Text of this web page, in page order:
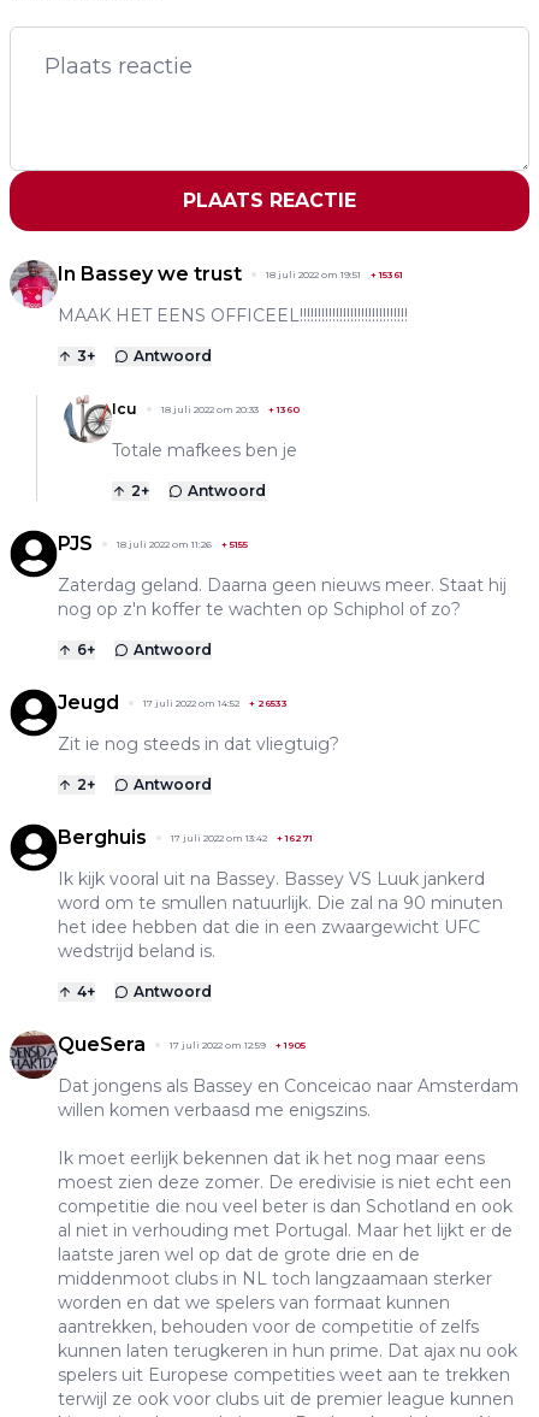
PLAATS REACTIE
In Bassey we trust 18 juli 2022 om 19:51 +15361
MAAK HET EENS OFFICEEL!!!!!!!!!!!!!!!!!!!!!!!!!!!!!!
3+ Antwoord
Icu 18 juli 2022 om 20:33 +1360
Totale mafkees ben je
2+ Antwoord
PJS 18 juli 2022 om 11:26 + 5155
Zaterdag geland. Daarna geen nieuws meer. Staat hij
nog op z'n koffer te wachten op Schiphol of zo?
6+ Antwoord
Jeugd 17 juli 2022 om 14:52 + 26533
Zit ie nog steeds in dat vliegtuig?
2+ Antwoord
Berghuis 17 juli 2022 om 13:42 +16271
Ik kijk vooral uit na Bassey. Bassey VS Luuk jankerd
word om te smullen natuurlijk. Die zal na 90 minuten
het idee hebben dat die in een zwaargewicht UFC
wedstrijd beland is.
4+ Antwoord
QueSera 17 juli 2022 om 12:59 +1905
Dat jongens als Bassey en Conceicao naar Amsterdam
willen komen verbaasd me enigszins.
Ik moet eerlijk bekennen dat ik het nog maar eens
moest zien deze zomer. De eredivisie is niet echt een
competitie die nou veel beter is dan Schotland en ook
al niet in verhouding met Portugal. Maar het lijkt er de
laatste jaren wel op dat de grote drie en de
middenmoot clubs in NL toch langzaamaan sterker
worden en dat we spelers van formaat kunnen
aantrekken, behouden voor de competitie of zelfs
kunnen laten terugkeren in hun prime. Dat ajax nu ook
spelers uit Europese competities weet aan te trekken
terwijl ze ook voor clubs uit de premier league kunnen